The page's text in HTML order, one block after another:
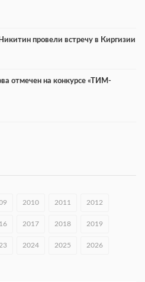
провели встречу в Киргизии
отмечен на конкурсе «ТИМ-
направления сотрудничества с
2010 2011 2012
2017 2018 2019
2024 2025 2026